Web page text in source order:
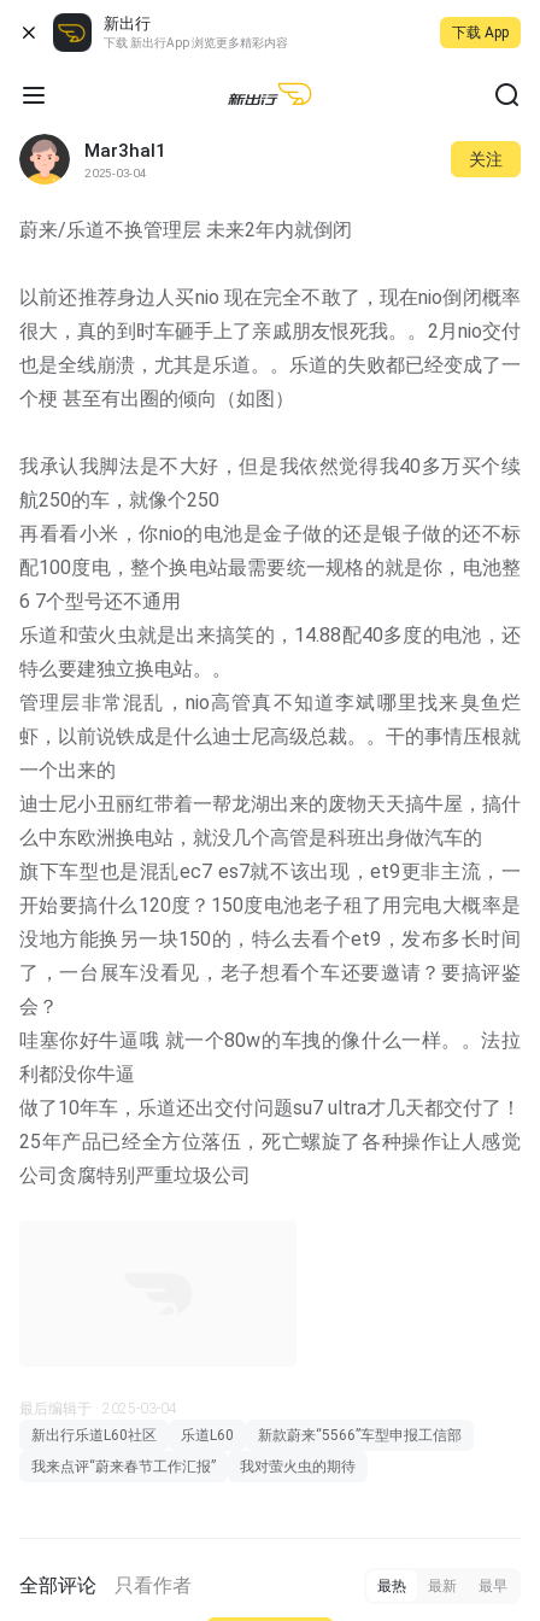
新出行
下载 新出行App 浏览更多精彩内容
下载 App
Mar3hal1
2025-03-04
关注
蔚来/乐道不换管理层 未来2年内就倒闭
以前还推荐身边人买nio 现在完全不敢了，现在nio倒闭概率
很大，真的到时车砸手上了亲戚朋友恨死我。。2月nio交付
也是全线崩溃，尤其是乐道。。乐道的失败都已经变成了一
个梗 甚至有出圈的倾向（如图）
我承认我脚法是不大好，但是我依然觉得我40多万买个续
航250的车，就像个250
再看看小米，你nio的电池是金子做的还是银子做的还不标
配100度电，整个换电站最需要统一规格的就是你，电池整
6 7个型号还不通用
乐道和萤火虫就是出来搞笑的，14.88配40多度的电池，还
特么要建独立换电站。。
管理层非常混乱，nio高管真不知道李斌哪里找来臭鱼烂
虾，以前说铁成是什么迪士尼高级总裁。。干的事情压根就
一个出来的
迪士尼小丑丽红带着一帮龙湖出来的废物天天搞牛屋，搞什
么中东欧洲换电站，就没几个高管是科班出身做汽车的
旗下车型也是混乱ec7 es7就不该出现，et9更非主流，一
开始要搞什么120度？150度电池老子租了用完电大概率是
没地方能换另一块150的，特么去看个et9，发布多长时间
了，一台展车没看见，老子想看个车还要邀请？要搞评鉴
会？
哇塞你好牛逼哦 就一个80w的车拽的像什么一样。。法拉
利都没你牛逼
做了10年车，乐道还出交付问题su7 ultra才几天都交付了！
25年产品已经全方位落伍，死亡螺旋了各种操作让人感觉
公司贪腐特别严重垃圾公司
最后编辑于 · 2025-03-04
新出行乐道L60社区
乐道L60
新款蔚来“5566”车型申报工信部
我来点评“蔚来春节工作汇报”
我对萤火虫的期待
全部评论 只看作者 最热 最新 最早